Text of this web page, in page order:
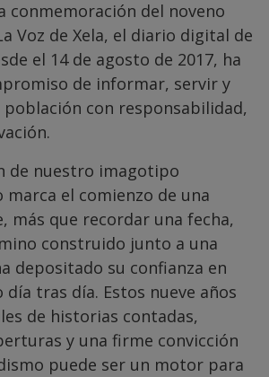
conmemoración del noveno
Voz de Xela, el diario digital de
el 14 de agosto de 2017, ha
de informar, servir y
población con responsabilidad,
de nuestro imagotipo
el comienzo de una
más que recordar una fecha,
construido junto a una
depositado su confianza en
tras día. Estos nueve años
de historias contadas,
y una firme convicción
puede ser un motor para